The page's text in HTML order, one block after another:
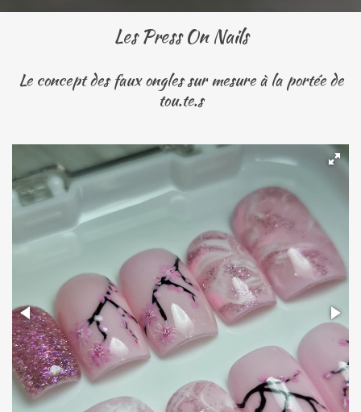
Les Press On Nails
Le concept des faux ongles sur mesure à la portée de
tou.te.s